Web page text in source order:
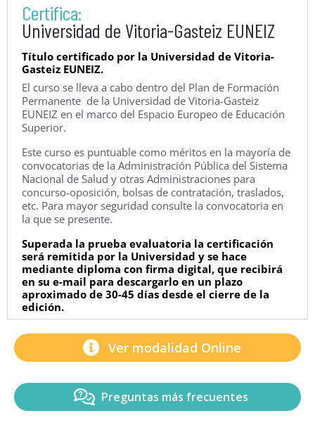
Certifica:
Universidad de Vitoria-Gasteiz EUNEIZ
Título certificado por la Universidad de Vitoria-
Gasteiz EUNEIZ.
El curso se lleva a cabo dentro del Plan de Formación
Permanente de la Universidad de Vitoria-Gasteiz
EUNEIZ en el marco del Espacio Europeo de Educación
Superior.
Este curso es puntuable como méritos en la mayoría de
convocatorias de la Administración Pública del Sistema
Nacional de Salud y otras Administraciones para
concurso-oposición, bolsas de contratación, traslados,
etc. Para mayor seguridad consulte la convocatoria en
la que se presente.
Superada la prueba evaluatoria la certificación
será remitida por la Universidad y se hace
mediante diploma con firma digital, que recibirá
en su e-mail para descargarlo en un plazo
aproximado de 30-45 días desde el cierre de la
edición.
Ver modalidad Online
Preguntas más frecuentes